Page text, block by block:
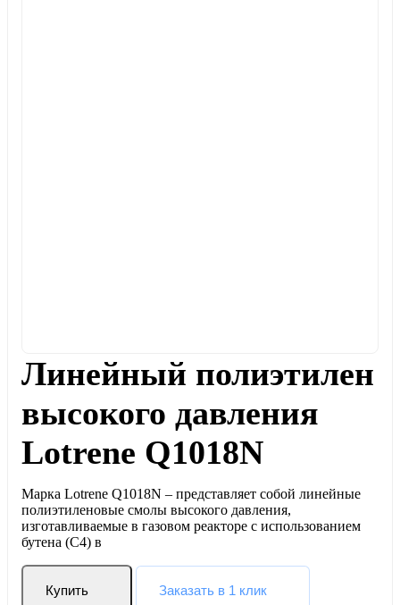
Линейный полиэтилен
высокого давления
Lotrene Q1018N
Марка Lotrene Q1018N – представляет собой линейные
полиэтиленовые смолы высокого давления,
изготавливаемые в газовом реакторе с использованием
бутена (С4) в
Купить Заказать в 1 клик